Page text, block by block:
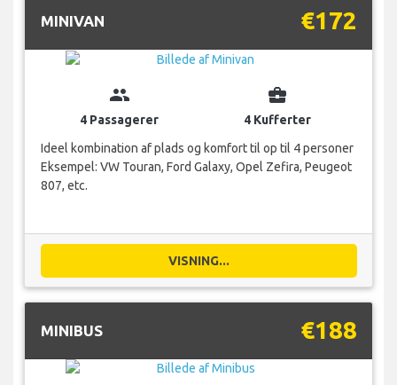
MINIVAN €172
group
4 Passagerer
business_center
4 Kufferter
Ideel kombination af plads og komfort til op til 4 personer
Eksempel: VW Touran, Ford Galaxy, Opel Zefira, Peugeot
807, etc.
VISNING...
MINIBUS €188